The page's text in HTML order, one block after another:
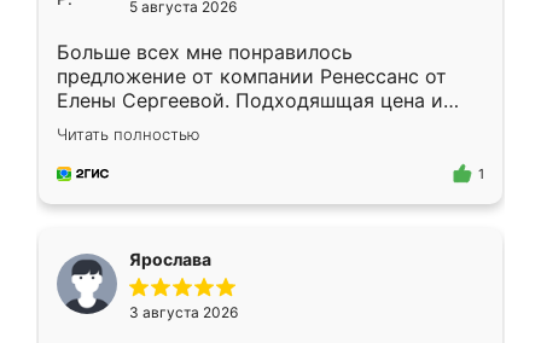
5 августа 2026
Больше всех мне понравилось
предложение от компании Ренессанс от
Елены Сергеевой. Подходяшщая цена и
короткие сроки изготовления. Приехавший
для замера сотрудник Владислав
предложил по моему эскизу самый
Читать полностью
1
Ярослава
3 августа 2026